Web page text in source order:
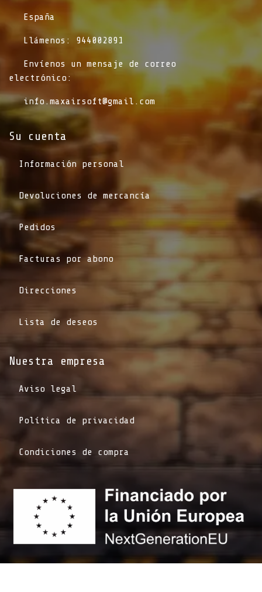
​España
​Llámenos: 944002891
​Envíenos un mensaje de correo
electrónico:
info.maxairsoft@gmail.com
Su cuenta
Información personal
Devoluciones de mercancía
Pedidos
Facturas por abono
Direcciones
Lista de deseos
Nuestra empresa
Aviso legal
Política de privacidad
Condiciones de compra